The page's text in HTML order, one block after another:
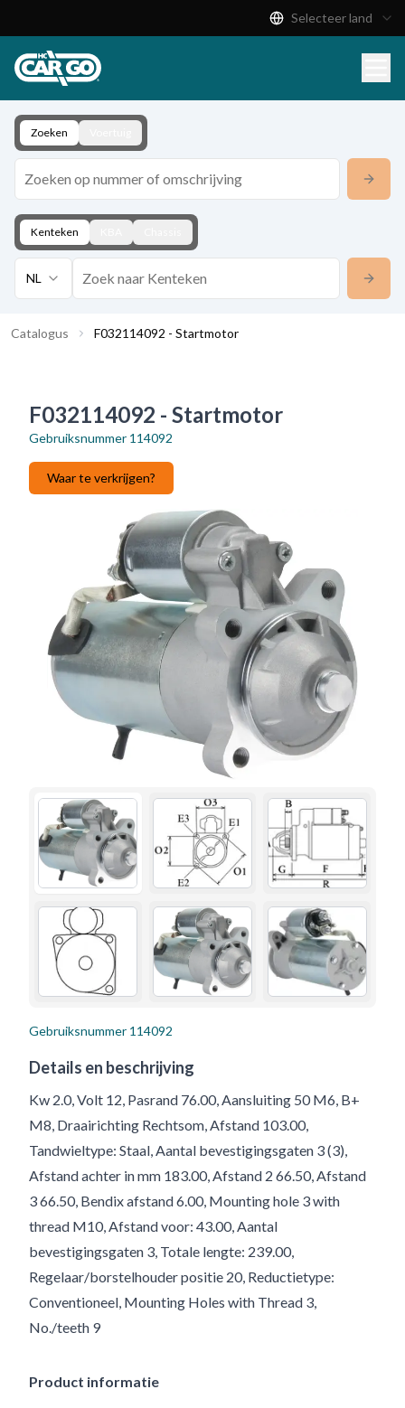
Download
Contact
Selecteer land
Zoeken
Kenteken
NL
Catalogus F032114092 - Startmotor
F032114092 - Startmotor
Gebruiksnummer 114092
Waar te verkrijgen?
Gebruiksnummer 114092
Details en beschrijving
Kw 2.0, Volt 12, Pasrand 76.00, Aansluiting 50 M6, B+
M8, Draairichting Rechtsom, Afstand 103.00,
Tandwieltype: Staal, Aantal bevestigingsgaten 3 (3),
Afstand achter in mm 183.00, Afstand 2 66.50, Afstand
3 66.50, Bendix afstand 6.00, Mounting hole 3 with
thread M10, Afstand voor: 43.00, Aantal
bevestigingsgaten 3, Totale lengte: 239.00,
Regelaar/borstelhouder positie 20, Reductietype:
Conventioneel, Mounting Holes with Thread 3,
No./teeth 9
Product informatie